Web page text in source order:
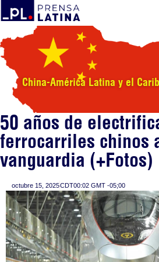
China-América Latina y el
50 años de
ferrocarriles chinos
vanguardia (+Fotos)
octubre 15, 2025CDT00:02 GMT -05;00